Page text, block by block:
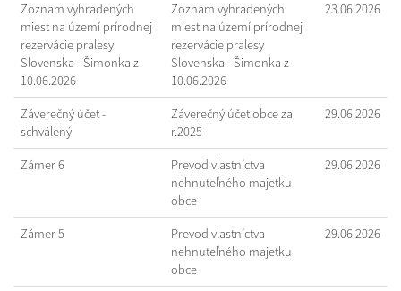
Zoznam vyhradených
miest na území prírodnej
rezervácie pralesy
Slovenska - Šimonka z
10.06.2026
Zoznam vyhradených
miest na území prírodnej
rezervácie pralesy
Slovenska - Šimonka z
10.06.2026
23.06.2026
Záverečný účet -
schválený
Záverečný účet obce za
r.2025
29.06.2026
Zámer 6
Prevod vlastníctva
nehnuteľného majetku
obce
29.06.2026
Zámer 5
Prevod vlastníctva
nehnuteľného majetku
obce
29.06.2026